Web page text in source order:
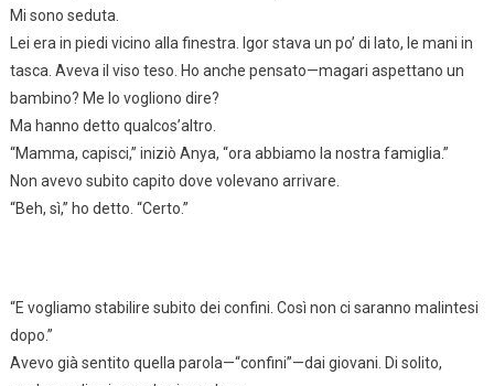
Mi sono seduta.
Lei era in piedi vicino alla finestra. Igor stava un po’ di lato, le mani in
tasca. Aveva il viso teso. Ho anche pensato—magari aspettano un
bambino? Me lo vogliono dire?
Ma hanno detto qualcos’altro.
“Mamma, capisci,” iniziò Anya, “ora abbiamo la nostra famiglia.”
Non avevo subito capito dove volevano arrivare.
“Beh, sì,” ho detto. “Certo.”
“E vogliamo stabilire subito dei confini. Così non ci saranno malintesi
dopo.”
Avevo già sentito quella parola—“confini”—dai giovani. Di solito,